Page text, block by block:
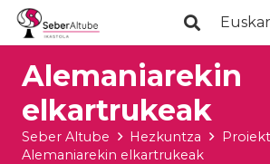
Alemaniarekin
elkartrukeak
Seber Altube Hezkuntza
Alemaniarekin elkartrukeak